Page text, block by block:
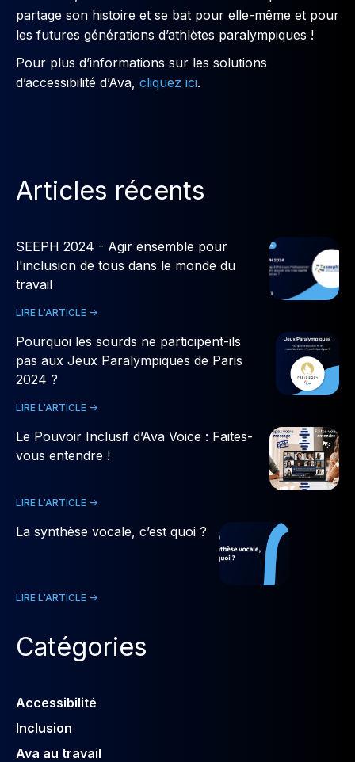
partage son histoire et se bat pour elle-même et pour
les futures générations d’athlètes paralympiques !
Pour plus d’informations sur les solutions
d’accessibilité d’Ava, cliquez ici.
Articles récents
SEEPH 2024 - Agir ensemble pour
l'inclusion de tous dans le monde du
travail
LIRE L'ARTICLE ->
Pourquoi les sourds ne participent-ils
pas aux Jeux Paralympiques de Paris
2024 ?
LIRE L'ARTICLE ->
Le Pouvoir Inclusif d’Ava Voice : Faites-
vous entendre !
LIRE L'ARTICLE ->
La synthèse vocale, c’est quoi ?
LIRE L'ARTICLE ->
Catégories
Accessibilité
Inclusion
Ava au travail